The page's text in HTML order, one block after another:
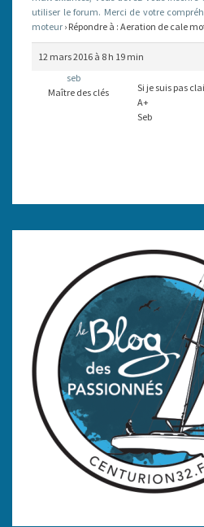
utiliser le forum. Merci de votre
moteur › Répondre à : Aeration de cale
12 mars 2016 à 8 h 19 min
seb
Maître des clés
Si je suis pas
A+
Seb